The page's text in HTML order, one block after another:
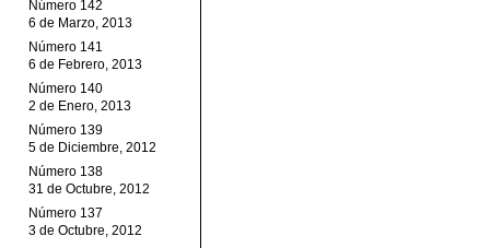
Número 142
6 de Marzo, 2013
Número 141
6 de Febrero, 2013
Número 140
2 de Enero, 2013
Número 139
5 de Diciembre, 2012
Número 138
31 de Octubre, 2012
Número 137
3 de Octubre, 2012